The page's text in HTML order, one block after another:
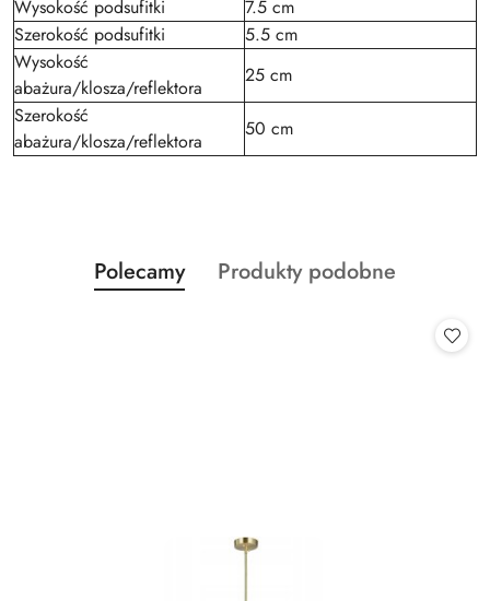
Wysokość podsufitki
7.5 cm
Szerokość podsufitki
5.5 cm
Wysokość
abażura/klosza/reflektora
25 cm
Szerokość
abażura/klosza/reflektora
50 cm
Pomiń karuzelę produktów
Produkty
o
Polecamy
Produkty
Produkty podobne